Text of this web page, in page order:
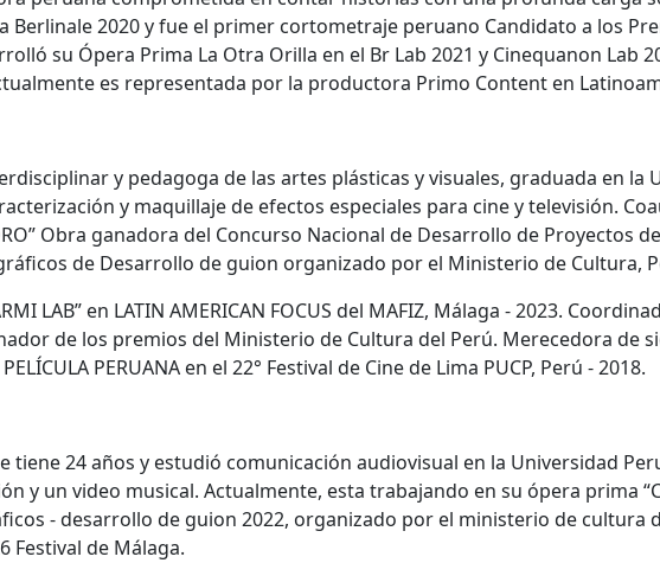
2020 y fue el primer cortometraje peruano Candidato a los
su Ópera Prima La Otra Orilla en el Br Lab 2021 y Cinequanon Lab
es representada por la productora Primo Content en
y pedagoga de las artes plásticas y visuales, graduada en la
y maquillaje de efectos especiales para cine y televisión.
Obra ganadora del Concurso Nacional de Desarrollo de Proyectos
de Desarrollo de guion organizado por el Ministerio de Cultura,
LAB” en LATIN AMERICAN FOCUS del MAFIZ, Málaga - 2023.
de los premios del Ministerio de Cultura del Perú. Merecedora de
PERUANA en el 22° Festival de Cine de Lima PUCP, Perú - 2018.
tiene 24 años y estudió comunicación audiovisual en la Universidad
y un video musical. Actualmente, esta trabajando en su ópera prima
- desarrollo de guion 2022, organizado por el ministerio de cultura
Festival de Málaga.